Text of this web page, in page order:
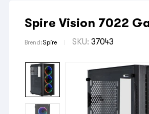
Spire Vision 7022
Brend:Spire SKU: 37043